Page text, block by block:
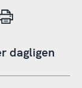
dagligen